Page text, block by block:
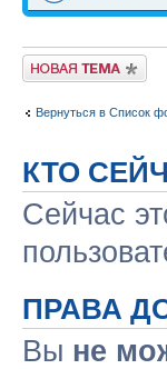
Новая тема
Вернуться в Список
КТО
Сейчас
ПРАВА
Вы не